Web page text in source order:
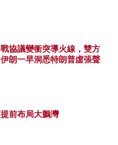
協議變衝突導火線，雙方
朗一早洞悉特朗普虛張聲
前布局大鵬灣